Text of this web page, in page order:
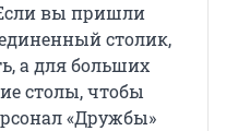
вы пришли
столик,
а для больших
столы, чтобы
«Дружбы»